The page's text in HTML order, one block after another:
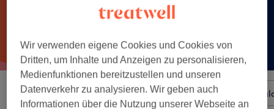
Sortieren nach Beliebiger Preis Besonderheiten
Wir verwenden eigene Cookies und Cookies von
Dritten, um Inhalte und Anzeigen zu personalisieren,
Medienfunktionen bereitzustellen und unseren
Datenverkehr zu analysieren. Wir geben auch
Informationen über die Nutzung unserer Webseite an